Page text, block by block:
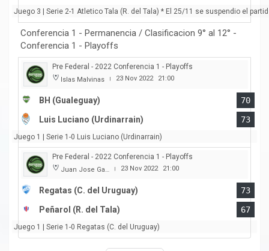
Juego 3 | Serie 2-1 Atletico Tala (R. del Tala) * El 25/11 se suspendio el
Conferencia 1 - Permanencia / Clasificacion 9° al 12° -
Conferencia 1 - Playoffs
Pre Federal - 2022 Conferencia 1 - Playoffs
Islas Malvinas | 23 Nov 2022 21:00
BH (Gualeguay)
70
Luis Luciano (Urdinarrain)
73
Juego 1 | Serie 1-0 Luis Luciano (Urdinarrain)
Pre Federal - 2022 Conferencia 1 - Playoffs
Juan Jose Garro | 23 Nov 2022 21:00
Regatas (C. del Uruguay)
73
Peñarol (R. del Tala)
67
Juego 1 | Serie 1-0 Regatas (C. del Uruguay)